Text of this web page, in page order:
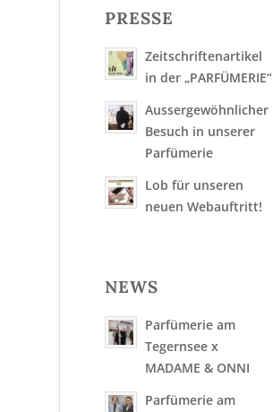
PRESSE
Zeitschriftenartikel
in der „PARFÜMERIE“
Aussergewöhnlicher
Besuch in unserer
Parfümerie
Lob für unseren
neuen Webauftritt!
NEWS
Parfümerie am
Tegernsee x
MADAME & ONNI
Parfümerie am